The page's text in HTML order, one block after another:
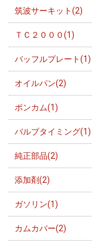
筑波サーキット(2)
ＴＣ２０００(1)
バッフルプレート(1)
オイルパン(2)
ポンカム(1)
バルブタイミング(1)
純正部品(2)
添加剤(2)
ガソリン(1)
カムカバー(2)